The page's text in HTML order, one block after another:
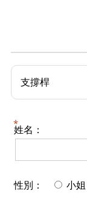
支撐桿
姓名：
性別： 小姐